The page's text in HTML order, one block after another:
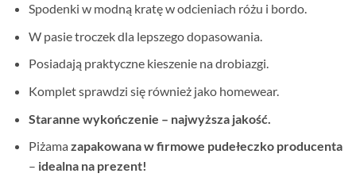
Spodenki w modną kratę w odcieniach różu i bordo.
W pasie troczek dla lepszego dopasowania.
Posiadają praktyczne kieszenie na drobiazgi.
Komplet sprawdzi się również jako homewear.
Staranne wykończenie – najwyższa jakość.
Piżama zapakowana w firmowe pudełeczko producenta
– idealna na prezent!